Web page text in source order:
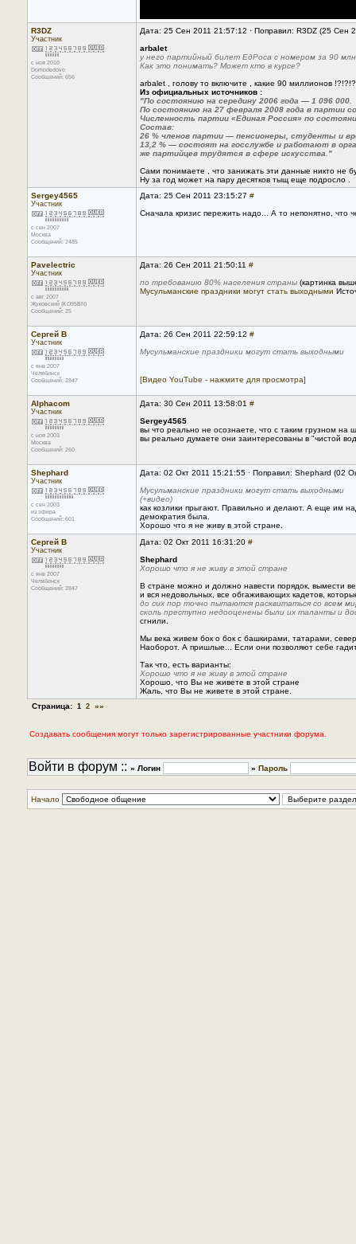
R3DZ
Участник
с ноя 2010
Domodedovo
Сообщений: 656
Дата: 25 Сен 2011 21:57:12 · Поправил: R3DZ (25 Сен
arbalet
у него партийный билет ЕдРоса с номером за 90
Как это понимать? Может кто в курсе?
arbalet , голову то включите , какие 90 миллионов
Из официальных источников :
"По состоянию на середину 2006 года — 1 096 000.
По состоянию на 27 февраля 2008 года в партии
Численность партии «Единая Россия» по
Состав:
26 % членов партии — пенсионеры, студенты и
13,2 % — состоят на госслужбе и работают в
же партийцев трудятся в сфере искусства."
Сами понимаете , что занижать эти данные никто не
Ну за год может на пару десятков тыщ еще подросло .
Sergey4565
Участник
с сен 2007
Москва
Сообщений: 2485
Дата: 25 Сен 2011 23:15:27 #
Сначала кризис пережить надо... А то непонятно, что
Pavelectric
Участник
с авг 2007
Жуковский (KO95BN)
Сообщений: 25
Дата: 26 Сен 2011 21:50:11 #
по требованию 80% населения страны (картинка
Мусульманские праздники могут стать выходными
Сергей В
Участник
с янв 2007
Челябинск
Сообщений: 2847
Дата: 26 Сен 2011 22:59:12 #
Мусульманские праздники могут стать выходными
[Видео YouTube - нажмите для просмотра]
Alphacom
Участник
с ноя 2003
Москва
Сообщений: 260
Дата: 30 Сен 2011 13:58:01 #
Sergey4565
вы что реально не осознаете, что с таким грузном
вы реально думаете они заинтересованы в "чистой
Shephard
Участник
с сен 2003
из эфира
Сообщений: 601
Дата: 02 Окт 2011 15:21:55 · Поправил: Shephard (02
Мусульманские праздники могут стать выходными
(+видео)
как козлики прыгают. Правильно и делают. А еще им
демократия была.
Хорошо что я не живу в этой стране.
Сергей В
Участник
с янв 2007
Челябинск
Сообщений: 2847
Дата: 02 Окт 2011 16:31:20 #
Shephard
Хорошо что я не живу в этой стране
В стране можно и должно навести порядок, вымести
и вся недовольных, все обгаживающих кадетов,
до сих пор точно пытаются расквитаться со всем
сколь преступно недооценены были их таланты и
сгнили.
Мы века живем бок о бок с башкирами, татарами,
Наоборот. А пришлые... Если они позволяют себе
Так что, есть варианты:
Хорошо что я не живу в этой стране
Хорошо, что Вы не живете в этой стране
Жаль, что Вы не живете в этой стране.
Страница: 1 2 »»
Создавать сообщения могут только зарегистрированные участники форума.
Войти в форум :: » Логин » Пароль
Начало